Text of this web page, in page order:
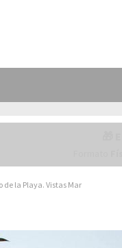
de la Playa. Vistas Mar